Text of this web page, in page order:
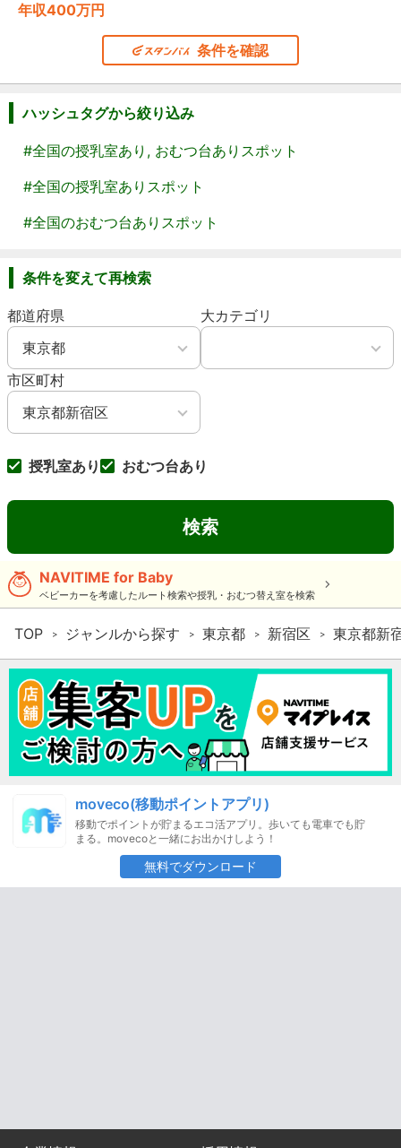
年収400万円
条件を確認
ハッシュタグから絞り込み
#全国の授乳室あり, おむつ台ありスポット
#全国の授乳室ありスポット
#全国のおむつ台ありスポット
条件を変えて再検索
都道府県
市区町村
大カテゴリ
授乳室あり おむつ台あり
検索
NAVITIME for Baby
ベビーカーを考慮したルート検索や授乳・おむつ替え室を検索
TOP ジャンルから探す 東京都 新宿区 東京都新
moveco(移動ポイントアプリ)
移動でポイントが貯まるエコ活アプリ。歩いても電車でも貯
まる。movecoと一緒にお出かけしよう！
無料でダウンロード